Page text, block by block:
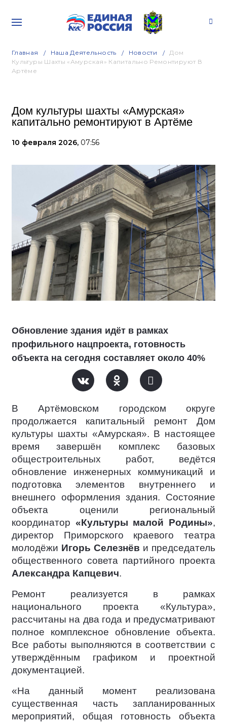
Главная Наша Деятельность Новости
Дом
Культуры Шахты «Амурская» Капитально Ремонтируют В
Артёме
Дом культуры шахты «Амурская»
капитально ремонтируют в Артёме
10 февраля 2026, 07:56
Обновление здания идёт в рамках
профильного нацпроекта, готовность
объекта на сегодня составляет около 40%
В Артёмовском городском округе
продолжается капитальный ремонт Дом
культуры шахты «Амурская». В настоящее
время завершён комплекс базовых
общестроительных работ, ведётся
обновление инженерных коммуникаций и
подготовка элементов внутреннего и
внешнего оформления здания. Состояние
объекта оценили региональный
координатор «Культуры малой Родины»,
директор Приморского краевого театра
молодёжи Игорь Селезнёв и председатель
общественного совета партийного проекта
Александра Капцевич.
Ремонт реализуется в рамках
национального проекта «Культура»,
рассчитаны на два года и предусматривают
полное комплексное обновление объекта.
Все работы выполняются в соответствии с
утверждённым графиком и проектной
документацией.
«На данный момент реализована
существенная часть запланированных
мероприятий, общая готовность объекта